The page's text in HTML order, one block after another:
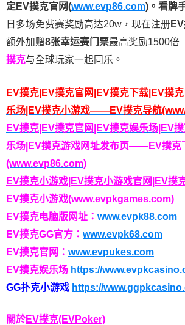
定EV撲克官网(www.evp86.com)。 看牌
日多场免费赛奖励高达20w，现在注册
额外加赠8张幸运赛门票最高奖励1500倍
撲克与全球玩家一起同乐。
EV撲克|EV撲克官网|EV撲克下载|EV撲
乐场|EV撲克小游戏——EV撲克导航
EV撲克|EV撲克官网|EV撲克娱乐场|EV
乐场|EV撲克游戏网址发布页——EV撲克
(www.evp86.com)
EV撲克小游戏|EV撲克小游戏官网|EV
EV撲克小游戏(www.evpkgames.com)
EV撲克电脑版网址： www.evpk88.com
EV撲克GG官方： www.evpk68.com
EV撲克官网： www.evpukes.com
EV撲克娱乐场 https://
GG扑克小游戏 https://
關於EV撲克(EVPoker)